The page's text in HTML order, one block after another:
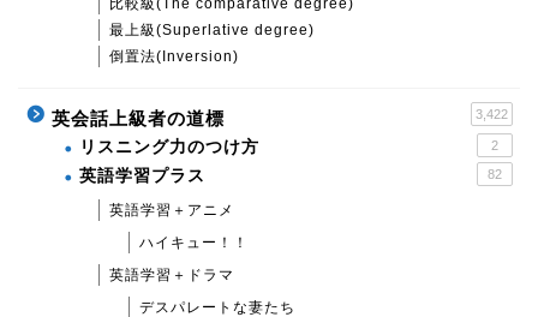
最上級(Superlative degree)
倒置法(Inversion)
英会話上級者の道標 3,422
リスニング力のつけ方 2
英語学習プラス 82
英語学習＋アニメ
ハイキュー！！
英語学習＋ドラマ
デスパレートな妻たち